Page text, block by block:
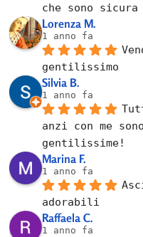
che sono
Lorenza M.
1 anno fa
gentilissimo
Silvia B.
1 anno fa
anzi con me
gentilissime!
Marina F.
1 anno fa
adorabili
Raffaela C.
1 anno fa